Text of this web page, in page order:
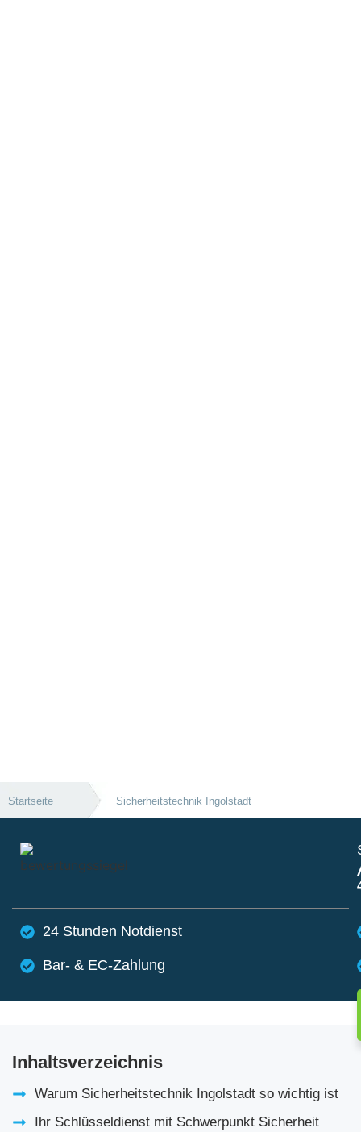
Startseite Sicherheitstechnik Ingolstadt
24 Stunden Notdienst
Bar- & EC-Zahlung
Inhaltsverzeichnis
Warum Sicherheitstechnik Ingolstadt so wichtig ist
Ihr Schlüsseldienst mit Schwerpunkt Sicherheit